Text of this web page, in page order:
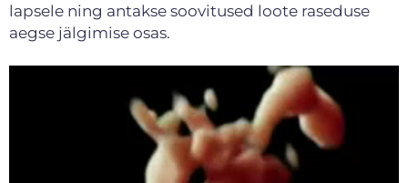
lapsele ning antakse soovitused loote raseduse
aegse jälgimise osas.